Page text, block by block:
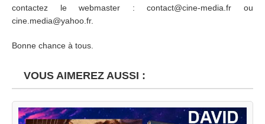
contactez le webmaster : contact@cine-media.fr ou
cine.media@yahoo.fr.
Bonne chance à tous.
VOUS AIMEREZ AUSSI :